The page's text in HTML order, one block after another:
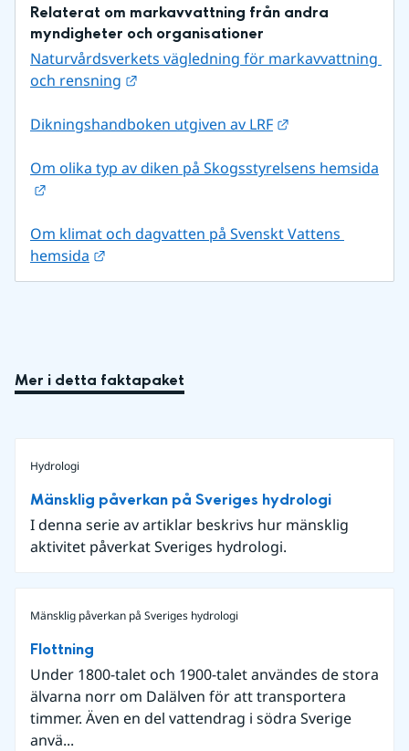
Relaterat om markavvattning från andra
myndigheter och organisationer
Naturvårdsverkets vägledning för markavvattning
och rensning
Dikningshandboken utgiven av LRF
Om olika typ av diken på Skogsstyrelsens hemsida
Om klimat och dagvatten på Svenskt Vattens
hemsida
Mer i detta faktapaket
Hydrologi
Mänsklig påverkan på Sveriges hydrologi
I denna serie av artiklar beskrivs hur mänsklig
aktivitet påverkat Sveriges hydrologi.
Mänsklig påverkan på Sveriges hydrologi
Flottning
Under 1800-talet och 1900-talet användes de stora
älvarna norr om Dalälven för att transportera
timmer. Även en del vattendrag i södra Sverige
anvä...